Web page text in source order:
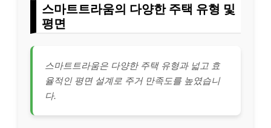
스마트트라움의 다양한 주택 유형 및
평면
스마트트라움은 다양한 주택 유형과 넓고 효
율적인 평면 설계로 주거 만족도를 높였습니
다.